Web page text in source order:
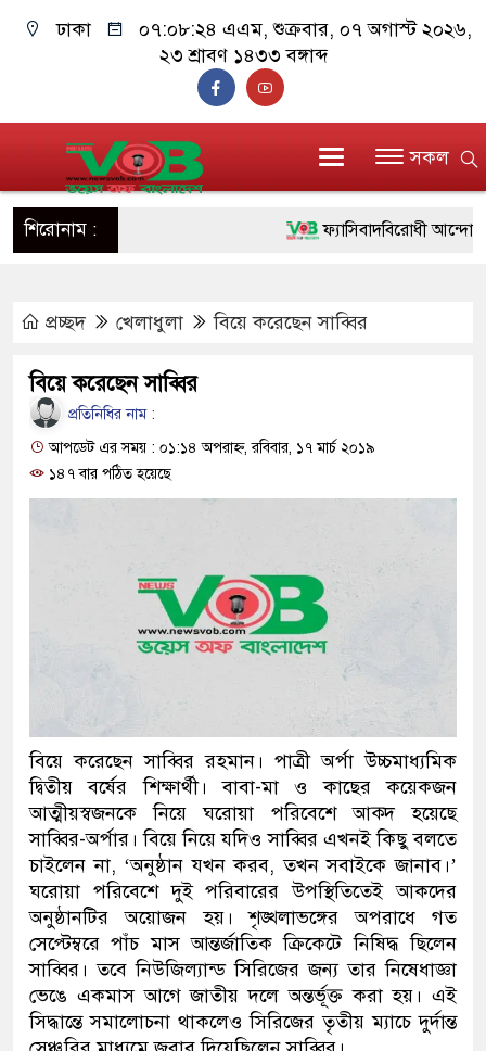
ঢাকা ০৭:০৮:২৪ এএম, শুক্রবার, ০৭ অগাস্ট ২০২৬,
২৩ শ্রাবণ ১৪৩৩ বঙ্গাব্দ
সকল
শিরোনাম : ফ্যাসিবাদবিরোধী আন্দোলনে
মাননীয় প্রধানমন্ত্রী,
জনগণ পরিবর্তন চেয়েছে
প্রধানমন্ত্রী
মিরপুর মডেল থানার
মাদক কারবারি গ্রেফতার
২৮ লাখ টাকার জাল নোটসহ
যেকোনো সময় বেনজীরের
নেতৃত্ব ও গণতন্ত্রের মূর্তমান
যে ভাবে ডেভিড ইমনের
‘আজহার খান’
অবৈধ বিদেশি পিস্তল,
জড়িত কিশোর গ্যাংয়ের চার শিশু
ডাকাতির প্রস্তুতিকালে
প্রচ্ছদ খেলাধুলা বিয়ে করেছেন সাব্বির
বিয়ে করেছেন সাব্বির
প্রতিনিধির নাম :
আপডেট এর সময় : ০১:১৪ অপরাহ্ন, রবিবার, ১৭ মার্চ ২০১৯
১৪৭ বার পঠিত হয়েছে
বিয়ে করেছেন সাব্বির রহমান। পাত্রী অর্পা উচ্চমাধ্যমিক
দ্বিতীয় বর্ষের শিক্ষার্থী। বাবা-মা ও কাছের কয়েকজন
আত্মীয়স্বজনকে নিয়ে ঘরোয়া পরিবেশে আক্দ হয়েছে
সাব্বির-অর্পার। বিয়ে নিয়ে যদিও সাব্বির এখনই কিছু বলতে
চাইলেন না, ‘অনুষ্ঠান যখন করব, তখন সবাইকে জানাব।’
ঘরোয়া পরিবেশে দুই পরিবারের উপস্থিতিতেই আকদের
অনুষ্ঠানটির অয়োজন হয়। শৃঙ্খলাভঙ্গের অপরাধে গত
সেপ্টেম্বরে পাঁচ মাস আন্তর্জাতিক ক্রিকেটে নিষিদ্ধ ছিলেন
সাব্বির। তবে নিউজিল্যান্ড সিরিজের জন্য তার নিষেধাজ্ঞা
ভেঙে একমাস আগে জাতীয় দলে অন্তর্ভূক্ত করা হয়। এই
সিদ্ধান্তে সমালোচনা থাকলেও সিরিজের তৃতীয় ম্যাচে দুর্দান্ত